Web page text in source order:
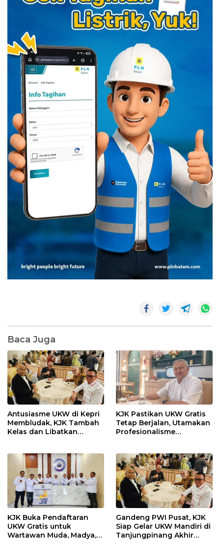
Baca Juga
Antusiasme UKW di Kepri
Membludak, KJK Tambah
Kelas dan Libatkan
KJK Pastikan UKW Gratis
Tetap Berjalan, Utamakan
Profesionalisme
KJK Buka Pendaftaran
UKW Gratis untuk
Wartawan Muda, Madya,
Gandeng PWI Pusat, KJK
Siap Gelar UKW Mandiri di
Tanjungpinang Akhir